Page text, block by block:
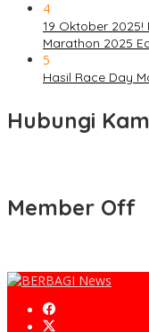
4
19 Oktober
Marathon 2025
5
Hasil Race Day
Hubungi
Member Off